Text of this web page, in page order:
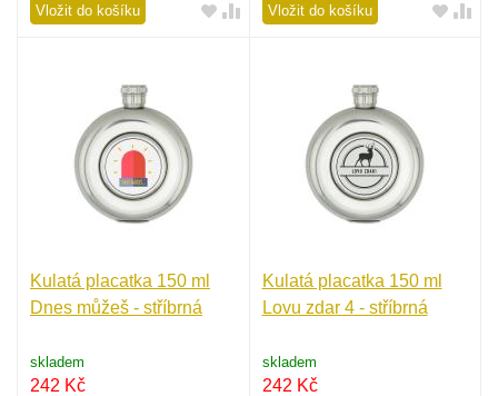
Vložit do košíku Vložit do košíku
Kulatá placatka 150 ml
Dnes můžeš - stříbrná
skladem
242 Kč
Kulatá placatka 150 ml
Lovu zdar 4 - stříbrná
skladem
242 Kč